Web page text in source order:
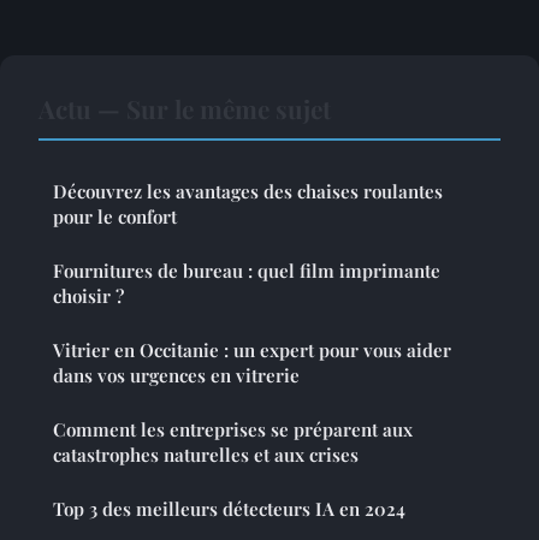
Découvrez les avantages des chaises roulantes
pour le confort
Fournitures de bureau : quel film imprimante
choisir ?
Vitrier en Occitanie : un expert pour vous aider
dans vos urgences en vitrerie
Comment les entreprises se préparent aux
catastrophes naturelles et aux crises
Top 3 des meilleurs détecteurs IA en 2024